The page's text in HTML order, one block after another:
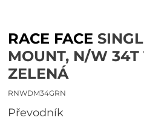
RACE FACE
MOUNT, N/W 34T
ZELENÁ
RNWDM34GRN
převodník